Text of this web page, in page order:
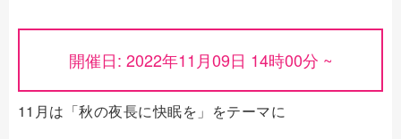
開催日: 2022年11月09日 14時00分 ~
11月は「秋の夜長に快眠を」をテーマに